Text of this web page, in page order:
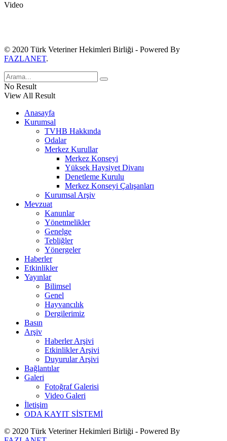
Video
© 2020 Türk Veteriner Hekimleri Birliği - Powered By
FAZLANET.
No Result
View All Result
Anasayfa
Kurumsal
TVHB Hakkında
Odalar
Merkez Kurullar
Merkez Konseyi
Yüksek Haysiyet Divanı
Denetleme Kurulu
Merkez Konseyi Çalışanları
Kurumsal Arşiv
Mevzuat
Kanunlar
Yönetmelikler
Genelge
Tebliğler
Yönergeler
Haberler
Etkinlikler
Yayınlar
Bilimsel
Genel
Hayvancılık
Dergilerimiz
Basın
Arşiv
Haberler Arşivi
Etkinlikler Arşivi
Duyurular Arşivi
Bağlantılar
Galeri
Fotoğraf Galerisi
Video Galeri
İletişim
ODA KAYIT SİSTEMİ
© 2020 Türk Veteriner Hekimleri Birliği - Powered By